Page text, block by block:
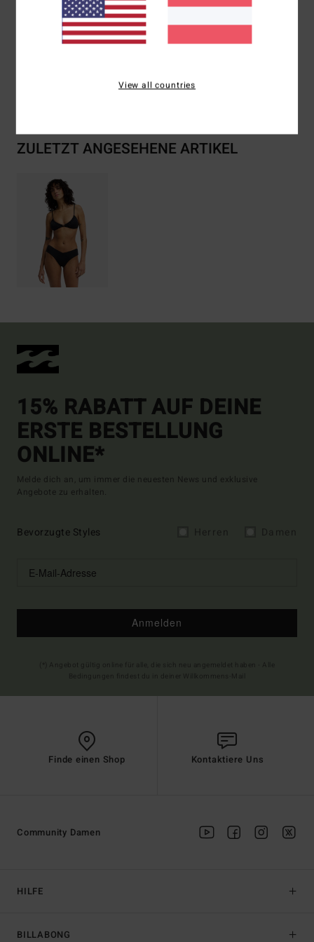
Zusammensetzung[Hauptstoff] 86% Recycled Polyamid,
14% Elastan
Versand & Rückversand
ZULETZT ANGESEHENE ARTIKEL
15% RABATT AUF DEINE
ERSTE BESTELLUNG
ONLINE*
Melde dich an, um immer die neuesten News und exklusive
Angebote zu erhalten.
Bevorzugte Styles
Anmelden
Finde einen Shop Kontaktiere Uns
HILFE
BILLABONG
Community Damen
View all countries